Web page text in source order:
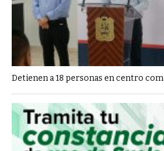
Detienen a 18 personas en centro